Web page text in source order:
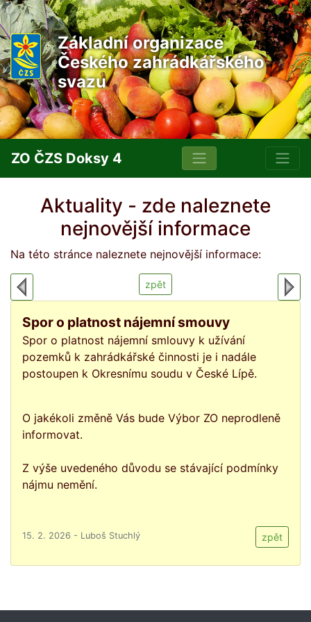
Základní organizace
Českého zahrádkářského
svazu
ZO ČZS Doksy 4
Aktuality - zde naleznete
nejnovější informace
Na této stránce naleznete nejnovější informace:
zpět
Spor o platnost nájemní smouvy
Spor o platnost nájemní smlouvy k užívání
pozemků k zahrádkářské činnosti je i nadále
postoupen k Okresnímu soudu v České Lípě.
O jakékoli změně Vás bude Výbor ZO neprodleně
informovat.
Z výše uvedeného důvodu se stávající podmínky
nájmu nemění.
15. 2. 2026 - Luboš Stuchlý zpět